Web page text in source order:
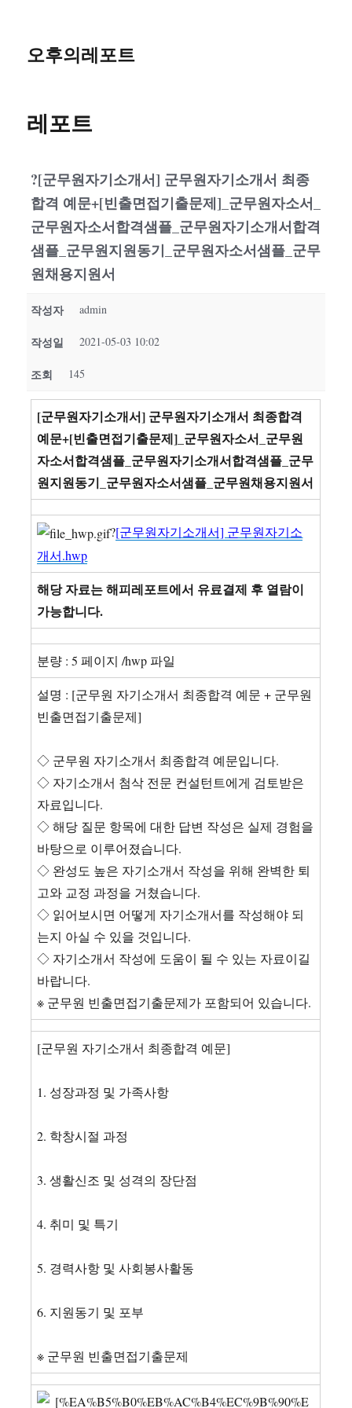
오후의레포트
레포트
?[군무원자기소개서] 군무원자기소개서 최종
합격 예문+[빈출면접기출문제]_군무원자소서_
군무원자소서합격샘플_군무원자기소개서합격
샘플_군무원지원동기_군무원자소서샘플_군무
원채용지원서
작성자 admin
작성일 2021-05-03 10:02
조회 145
[군무원자기소개서] 군무원자기소개서 최종합격
예문+[빈출면접기출문제]_군무원자소서_군무원
자소서합격샘플_군무원자기소개서합격샘플_군무
원지원동기_군무원자소서샘플_군무원채용지원서
?[군무원자기소개서] 군무원자기소
개서.hwp
해당 자료는 해피레포트에서 유료결제 후 열람이
가능합니다.
분량 : 5 페이지 /hwp 파일
설명 : [군무원 자기소개서 최종합격 예문 + 군무원
빈출면접기출문제]
◇ 군무원 자기소개서 최종합격 예문입니다.
◇ 자기소개서 첨삭 전문 컨설턴트에게 검토받은
자료입니다.
◇ 해당 질문 항목에 대한 답변 작성은 실제 경험을
바탕으로 이루어졌습니다.
◇ 완성도 높은 자기소개서 작성을 위해 완벽한 퇴
고와 교정 과정을 거쳤습니다.
◇ 읽어보시면 어떻게 자기소개서를 작성해야 되
는지 아실 수 있을 것입니다.
◇ 자기소개서 작성에 도움이 될 수 있는 자료이길
바랍니다.
※ 군무원 빈출면접기출문제가 포함되어 있습니다.
[군무원 자기소개서 최종합격 예문]
1. 성장과정 및 가족사항
2. 학창시절 과정
3. 생활신조 및 성격의 장단점
4. 취미 및 특기
5. 경력사항 및 사회봉사활동
6. 지원동기 및 포부
※ 군무원 빈출면접기출문제